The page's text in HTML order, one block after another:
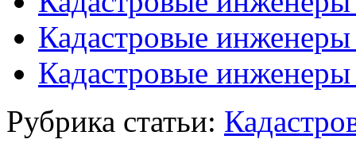
Кадастровые
Кадастровые
Рубрика статьи: